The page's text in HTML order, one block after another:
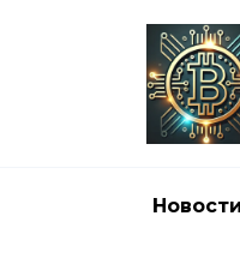
Новости